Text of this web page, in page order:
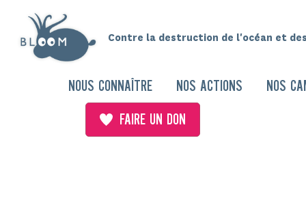
Contre la destruction de l'océan et
NOUS CONNAÎTRE NOS ACTIONS NOS
FAIRE UN DON